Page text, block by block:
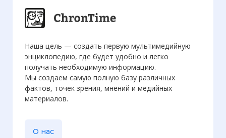
Наша цель — создать первую мультимедийную
энциклопедию, где будет удобно и легко
получать необходимую информацию.
Мы создаем самую полную базу различных
фактов, точек зрения, мнений и медийных
материалов.
О нас